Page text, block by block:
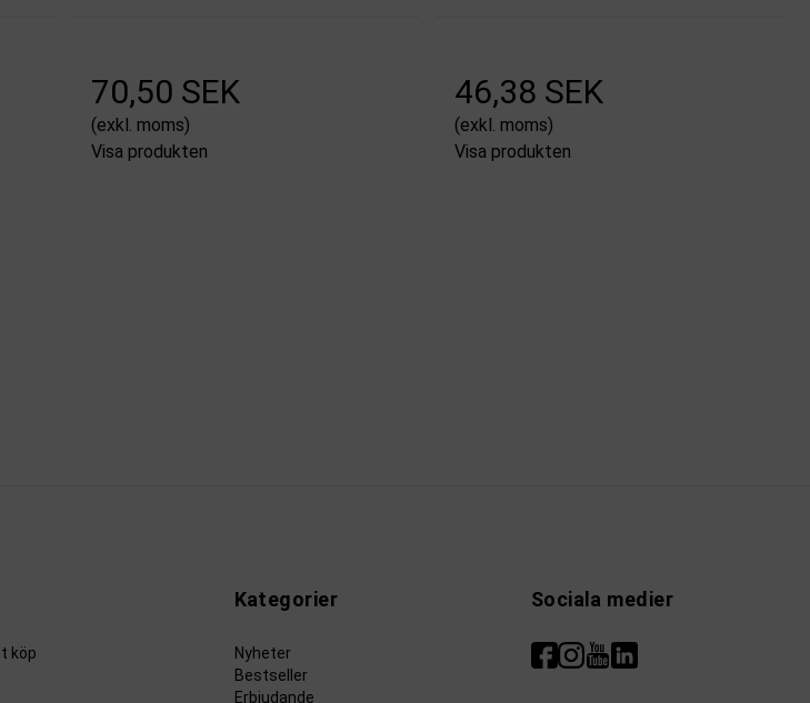
70,50 SEK
(exkl. moms)
Visa produkten
46,38 SEK
(exkl. moms)
Visa produkten
köp
Kategorier
Nyheter
Bestseller
Erbjudande
Sociala medier